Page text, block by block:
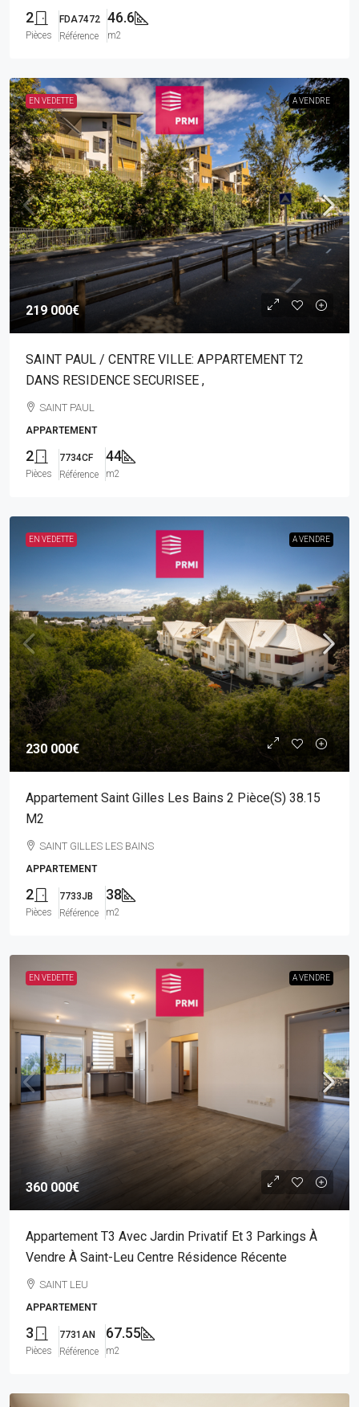
2
Pièces
FDA7472
Référence
46.6
m2
EN VEDETTE A VENDRE
219 000€
SAINT PAUL / CENTRE VILLE: APPARTEMENT T2
DANS RESIDENCE SECURISEE ,
SAINT PAUL
APPARTEMENT
2
Pièces
7734CF
Référence
44
m2
EN VEDETTE A VENDRE
230 000€
Appartement Saint Gilles Les Bains 2 Pièce(s) 38.15
M2
SAINT GILLES LES BAINS
APPARTEMENT
2
Pièces
7733JB
Référence
38
m2
EN VEDETTE A VENDRE
360 000€
Appartement T3 Avec Jardin Privatif Et 3 Parkings À
Vendre À Saint-Leu Centre Résidence Récente
SAINT LEU
APPARTEMENT
3
Pièces
7731AN
Référence
67.55
m2